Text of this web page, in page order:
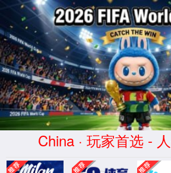
中国·太阳集团tyc539(有